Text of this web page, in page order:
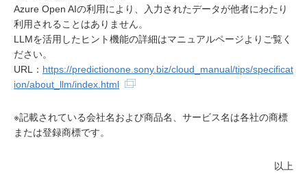
Azure Open AIの利用により、入力されたデータが他者にわたり
利用されることはありません。
LLMを活用したヒント機能の詳細はマニュアルページよりご覧く
ださい。
URL： https://predictionone.sony.biz/cloud_manual/tips/specificat
ion/about_llm/index.html
※記載されている会社名および商品名、サービス名は各社の商標
または登録商標です。
以上